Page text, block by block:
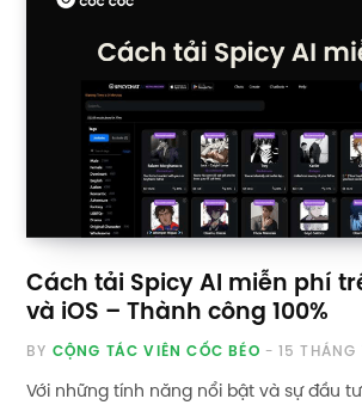
Cách tải Spicy AI miễn phí
và iOS – Thành công 100%
BY CỘNG TÁC VIÊN CỐC BÉO 15
Với những tính năng nổi bật và sự đầu